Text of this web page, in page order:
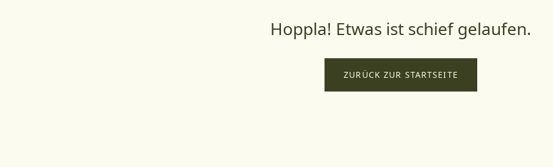
Hoppla! Etwas ist schief gelaufen.
ZURÜCK ZUR STARTSEITE